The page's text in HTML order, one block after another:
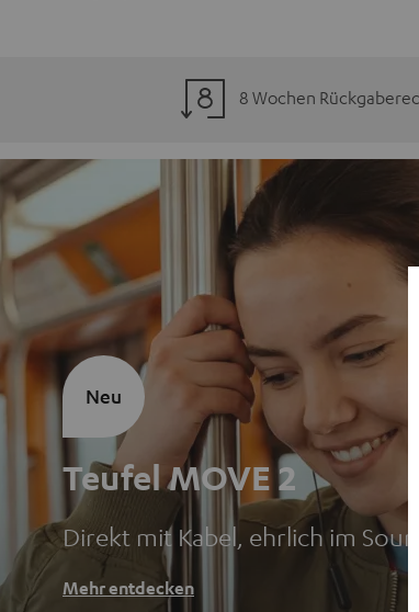
8 Wochen
Teufel MOVE 2
Direkt mit Kabel, ehrlich im
Mehr entdecken
Neu